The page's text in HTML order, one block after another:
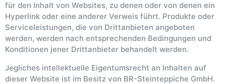
für den Inhalt von Websites, zu denen oder von denen ein
Hyperlink oder eine anderer Verweis führt. Produkte oder
Serviceleistungen, die von Drittanbieten angeboten
werden, werden nach entsprechenden Bedingungen und
Konditionen jener Drittanbieter behandelt werden.
Jegliches intellektuelle Eigentumsrecht an Inhalten auf
dieser Website ist im Besitz von BR-Steinteppiche GmbH.